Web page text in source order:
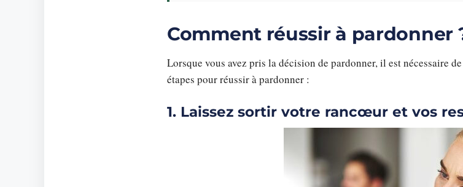
Comment réussir à pardonner
Lorsque vous avez pris la décision de pardonner, il est nécessaire
étapes pour réussir à pardonner :
1. Laissez sortir votre rancœur et vos